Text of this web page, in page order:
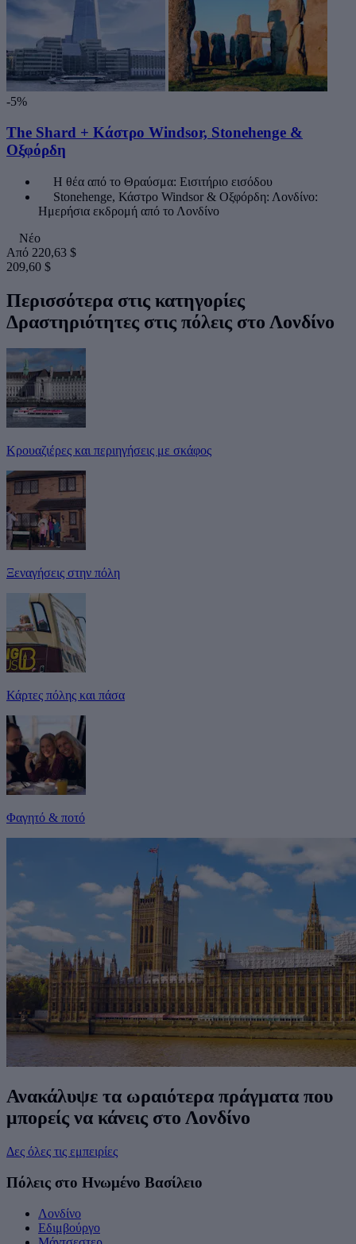
-5%
The Shard + Κάστρο Windsor, Stonehenge &
Οξφόρδη
Η θέα από το Θραύσμα: Εισιτήριο εισόδου
Stonehenge, Κάστρο Windsor & Οξφόρδη: Λονδίνο:
Ημερήσια εκδρομή από το Λονδίνο
Νέο
Από 220,63 $
209,60 $
Περισσότερα στις κατηγορίες
Δραστηριότητες στις πόλεις στο Λονδίνο
Κρουαζιέρες και περιηγήσεις με σκάφος
Ξεναγήσεις στην πόλη
Κάρτες πόλης και πάσα
Φαγητό & ποτό
Ανακάλυψε τα ωραιότερα πράγματα που
μπορείς να κάνεις στο Λονδίνο
Δες όλες τις εμπειρίες
Πόλεις στο Ηνωμένο Βασίλειο
Λονδίνο
Εδιμβούργο